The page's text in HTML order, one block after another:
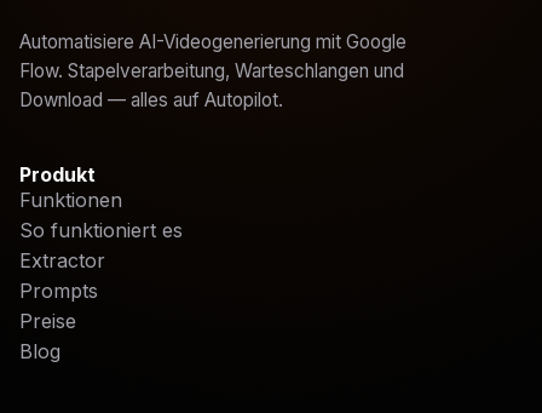
Automatisiere AI-Videogenerierung mit Google
Flow. Stapelverarbeitung, Warteschlangen und
Download — alles auf Autopilot.
Produkt
Funktionen
So funktioniert es
Extractor
Prompts
Preise
Blog